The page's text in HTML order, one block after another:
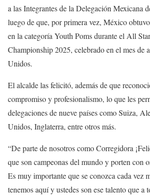
a las Integrantes de la Delegación Mexicana
luego de que, por primera vez, México
en la categoría Youth Poms durante el All
Championship 2025, celebrado en el mes de
Unidos.
El alcalde las felicitó, además de que
compromiso y profesionalismo, lo que les
delegaciones de nueve países como Suiza,
Unidos, Inglaterra, entre otros más.
“De parte de nosotros como Corregidora
que son campeonas del mundo y porten con
Es muy importante que se conozca cada vez
tenemos aquí y ustedes son ese talento que a